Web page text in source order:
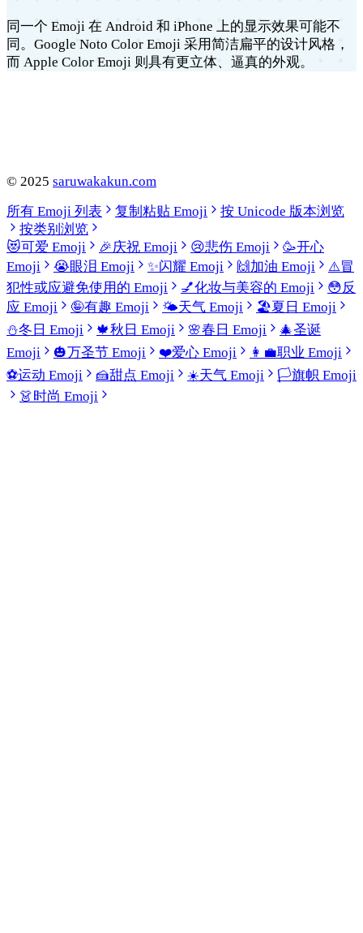
同一个 Emoji 在 Android 和 iPhone 上的显示效果可能不
同。Google Noto Color Emoji 采用简洁扁平的设计风格，
而 Apple Color Emoji 则具有更立体、逼真的外观。
© 2025 saruwakakun.com
所有 Emoji 列表
复制粘贴 Emoji
按 Unicode 版本浏览
按类别浏览
😻可爱 Emoji 🎉庆祝 Emoji 😢悲伤 Emoji 🥳开心
Emoji
😭眼泪 Emoji ✨闪耀 Emoji 🙌 加油 Emoji ⚠️冒
犯性或应避免使用的 Emoji
💅化妆与美容的 Emoji 😳反
应 Emoji
🤪有趣 Emoji 🌤️天气 Emoji 🏖️夏日 Emoji
⛄冬日 Emoji 🍁秋日 Emoji 🌸春日 Emoji 🎄圣诞
Emoji
🎃万圣节 Emoji ❤️爱心 Emoji 👩‍💼职业 Emoji
⚽运动 Emoji 🍰甜点 Emoji ☀️天气 Emoji 🏳️旗帜 Emoji
👗时尚 Emoji